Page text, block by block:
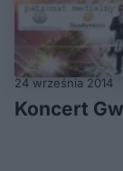
24 września 2014
Koncert